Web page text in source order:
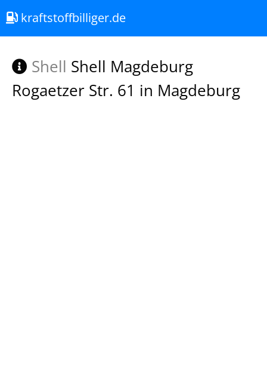
kraftstoffbilliger.de
Shell Shell Magdeburg
Rogaetzer Str. 61 in Magdeburg